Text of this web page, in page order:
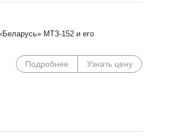
МТЗ-152 и его
Подробнее Узнать цену